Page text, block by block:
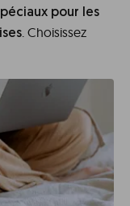
pour les
. Choisissez